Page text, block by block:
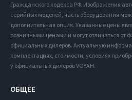
Гражданского кодекса РФ. Изображения
серийных моделей, часть оборудования
дополнительная опция. Указанные цены
розничными ценами и могут отличаться от
официальных дилеров. Актуальную
комплектациях, стоимости, условиях
у официальных дилеров VOYAH.
ОБЩЕЕ